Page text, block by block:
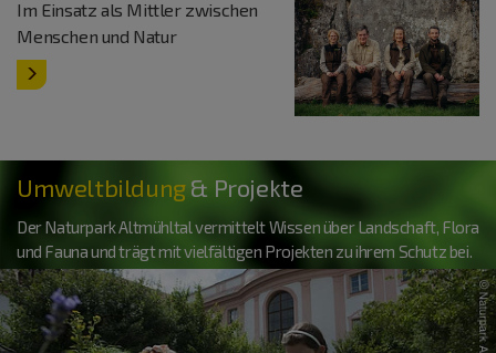
Im Einsatz als Mittler zwischen
Menschen und Natur
Umweltbildung& Projekte
Der Naturpark Altmühltal vermittelt Wissen über Landschaft, Flora
und Fauna und trägt mit vielfältigen Projekten zu ihrem Schutz bei.